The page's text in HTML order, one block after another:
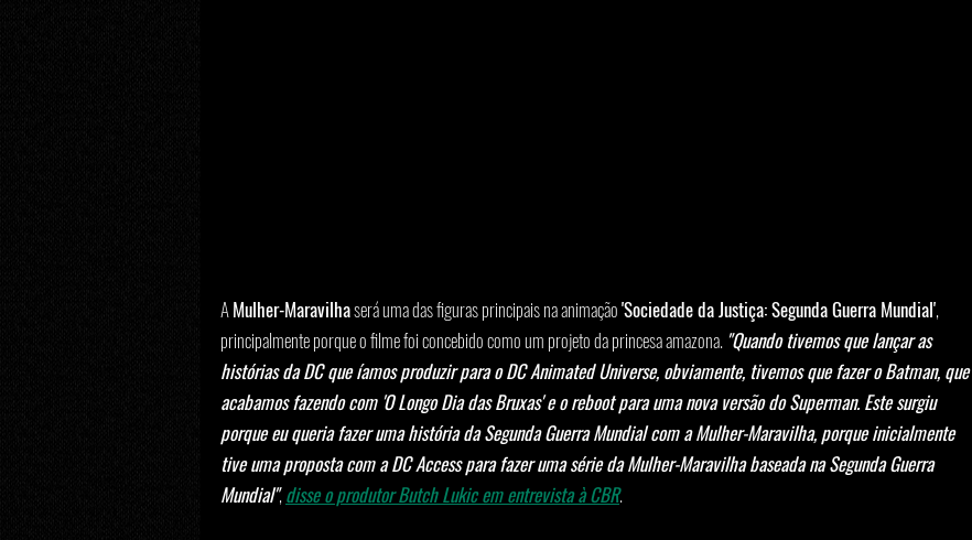
A Mulher-Maravilha será uma das figuras principais na animação 'Sociedade da Justiça: Segunda Guerra Mundial',
principalmente porque o filme foi concebido como um projeto da princesa amazona. "Quando tivemos que lançar as
histórias da DC que íamos produzir para o DC Animated Universe, obviamente, tivemos que fazer o Batman, que
acabamos fazendo com 'O Longo Dia das Bruxas' e o reboot para uma nova versão do Superman. Este surgiu
porque eu queria fazer uma história da Segunda Guerra Mundial com a Mulher-Maravilha, porque inicialmente
tive uma proposta com a DC Access para fazer uma série da Mulher-Maravilha baseada na Segunda Guerra
Mundial", disse o produtor Butch Lukic em entrevista à CBR.